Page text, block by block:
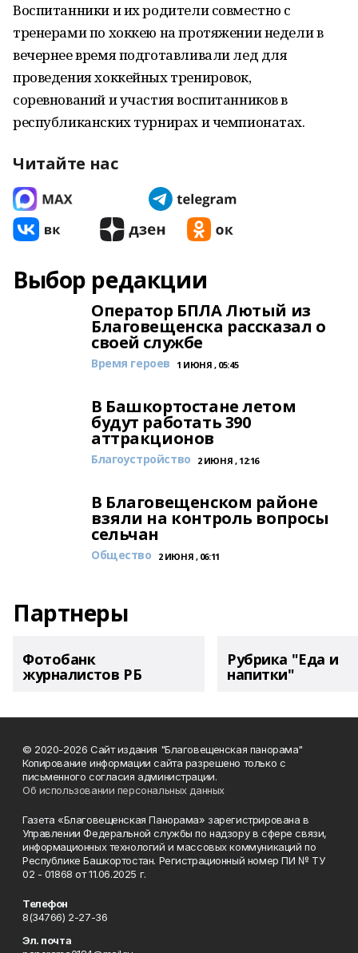
Воспитанники и их родители совместно с
тренерами по хоккею на протяжении недели в
вечернее время подготавливали лед для
проведения хоккейных тренировок,
соревнований и участия воспитанников в
республиканских турнирах и чемпионатах.
Читайте нас
Выбор редакции
Оператор БПЛА Лютый из
Благовещенска рассказал о
своей службе
Время героев 1 ИЮНЯ , 05:45
В Башкортостане летом
будут работать 390
аттракционов
Благоустройство 2 ИЮНЯ , 12:16
В Благовещенском районе
взяли на контроль вопросы
сельчан
Общество 2 ИЮНЯ , 06:11
Партнеры
Фотобанк
журналистов РБ
Рубрика "Еда и
напитки"
© 2020-2026 Сайт издания "Благовещенская панорама"
Копирование информации сайта разрешено только с
письменного согласия администрации.
Об использовании персональных данных
Газета «Благовещенская Панорама» зарегистрирована в
Управлении Федеральной службы по надзору в сфере связи,
информационных технологий и массовых коммуникаций по
Республике Башкортостан. Регистрационный номер ПИ № ТУ
02 - 01868 от 11.06.2025 г.
Телефон
8(34766) 2-27-36
Эл. почта